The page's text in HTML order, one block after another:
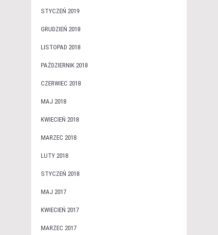
STYCZEŃ 2019
GRUDZIEŃ 2018
LISTOPAD 2018
PAŹDZIERNIK 2018
CZERWIEC 2018
MAJ 2018
KWIECIEŃ 2018
MARZEC 2018
LUTY 2018
STYCZEŃ 2018
MAJ 2017
KWIECIEŃ 2017
MARZEC 2017